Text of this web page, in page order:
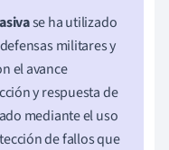
se ha utilizado
militares y
el avance
y respuesta de
mediante el uso
de fallos que